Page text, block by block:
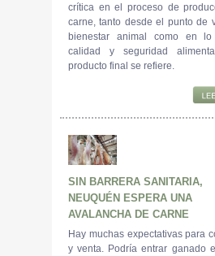
crítica en el proceso de
carne, tanto desde el punto de
bienestar animal como en
calidad y seguridad
producto final se refiere.
SIN BARRERA SANITARIA,
NEUQUÉN ESPERA UNA
AVALANCHA DE CARNE
Hay muchas expectativas para
y venta. Podría entrar ganado